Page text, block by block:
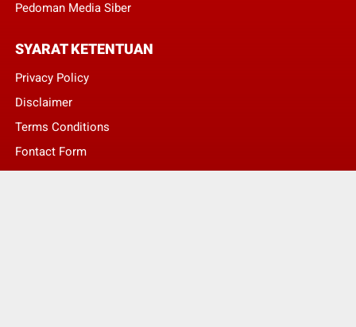
Pedoman Media Siber
SYARAT KETENTUAN
Privacy Policy
Disclaimer
Terms Conditions
Fontact Form